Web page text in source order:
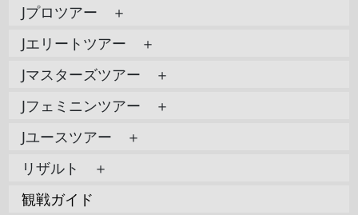
Jプロツアー ＋
Jエリートツアー ＋
Jマスターズツアー ＋
Jフェミニンツアー ＋
Jユースツアー ＋
リザルト ＋
観戦ガイド